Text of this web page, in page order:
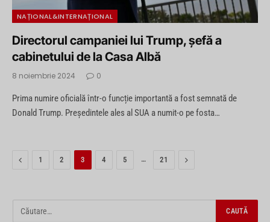
NAȚIONAL&INTERNAȚIONAL
Directorul campaniei lui Trump, șefă a
cabinetului de la Casa Albă
8 noiembrie 2024 0
Prima numire oficială într-o funcție importantă a fost semnată de
Donald Trump. Preşedintele ales al SUA a numit-o pe fosta…
Previous
1 2 3 4 5 … 21 Next